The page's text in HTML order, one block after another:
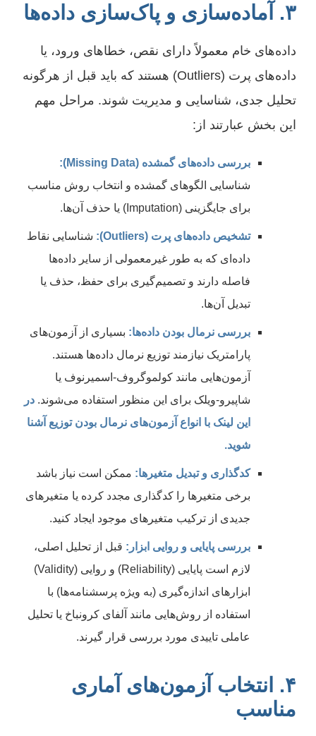
۳. آماده‌سازی و پاک‌سازی داده‌ها
داده‌های خام معمولاً دارای نقص، خطاهای ورود، یا
داده‌های پرت (Outliers) هستند که باید قبل از هرگونه
تحلیل جدی، شناسایی و مدیریت شوند. مراحل مهم
این بخش عبارتند از:
بررسی داده‌های گمشده (Missing Data):
شناسایی الگوهای گمشده و انتخاب روش مناسب
برای جایگزینی (Imputation) یا حذف آن‌ها.
تشخیص داده‌های پرت (Outliers):
شناسایی نقاط
داده‌ای که به طور غیرمعمولی از سایر داده‌ها
فاصله دارند و تصمیم‌گیری برای حفظ، حذف یا
تبدیل آن‌ها.
بررسی نرمال بودن داده‌ها: بسیاری از آزمون‌های
پارامتریک نیازمند توزیع نرمال داده‌ها هستند.
آزمون‌هایی مانند کولموگروف-اسمیرنوف یا
شاپیرو-ویلک برای این منظور استفاده می‌شوند. در
این لینک با انواع آزمون‌های نرمال بودن توزیع آشنا
شوید.
کدگذاری و تبدیل متغیرها: ممکن است نیاز باشد
برخی متغیرها را کدگذاری مجدد کرده یا متغیرهای
جدیدی از ترکیب متغیرهای موجود ایجاد کنید.
بررسی پایایی و روایی ابزار: قبل از تحلیل اصلی،
لازم است پایایی (Reliability) و روایی (Validity)
ابزارهای اندازه‌گیری (به ویژه پرسشنامه‌ها) با
استفاده از روش‌هایی مانند آلفای کرونباخ یا تحلیل
عاملی تاییدی مورد بررسی قرار گیرند.
۴. انتخاب آزمون‌های آماری
مناسب